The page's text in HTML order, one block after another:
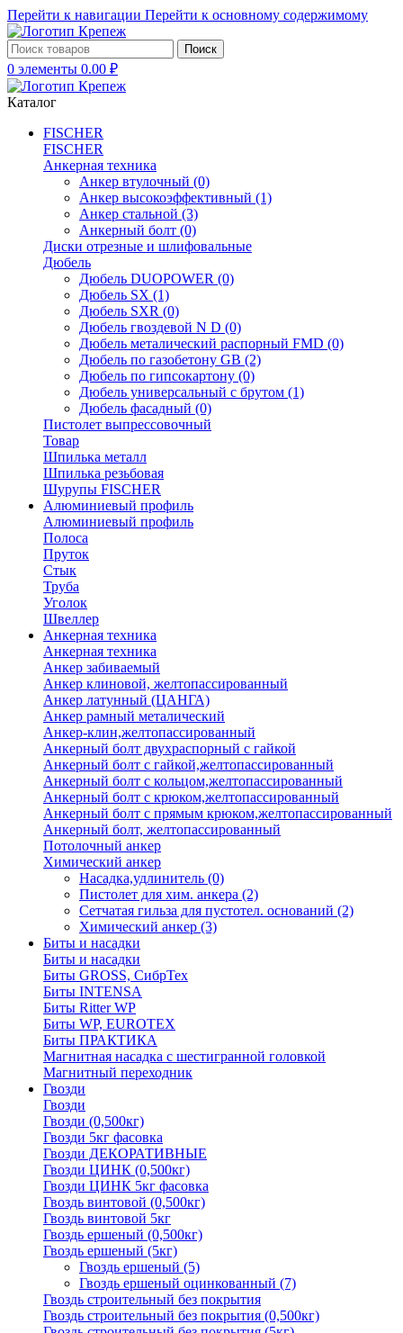
Перейти к навигации Перейти к основному содержимому
Поиск
0 элементы 0.00 ₽
Каталог
FISCHER
FISCHER
Анкерная техника
Анкер втулочный (0)
Анкер высокоэффективный (1)
Анкер стальной (3)
Анкерный болт (0)
Диски отрезные и шлифовальные
Дюбель
Дюбель DUOPOWER (0)
Дюбель SX (1)
Дюбель SXR (0)
Дюбель гвоздевой N D (0)
Дюбель металический распорный FMD (0)
Дюбель по газобетону GB (2)
Дюбель по гипсокартону (0)
Дюбель универсальный с брутом (1)
Дюбель фасадный (0)
Пистолет выпрессовочный
Товар
Шпилька металл
Шпилька резьбовая
Шурупы FISCHER
Алюминиевый профиль
Алюминиевый профиль
Полоса
Пруток
Стык
Труба
Уголок
Швеллер
Анкерная техника
Анкерная техника
Анкер забиваемый
Анкер клиновой, желтопассированный
Анкер латунный (ЦАНГА)
Анкер рамный металический
Анкер-клин,желтопассированный
Анкерный болт двухраспорный с гайкой
Анкерный болт с гайкой,желтопассированный
Анкерный болт с кольцом,желтопассированный
Анкерный болт с крюком,желтопассированный
Анкерный болт с прямым крюком,желтопассированный
Анкерный болт, желтопассированный
Потолочный анкер
Химический анкер
Насадка,удлинитель (0)
Пистолет для хим. анкера (2)
Сетчатая гильза для пустотел. оснований (2)
Химический анкер (3)
Биты и насадки
Биты и насадки
Биты GROSS, СибрТех
Биты INTENSA
Биты Ritter WP
Биты WP, EUROTEX
Биты ПРАКТИКА
Магнитная насадка с шестигранной головкой
Магнитный переходник
Гвозди
Гвозди
Гвозди (0,500кг)
Гвозди 5кг фасовка
Гвозди ДЕКОРАТИВНЫЕ
Гвозди ЦИНК (0,500кг)
Гвозди ЦИНК 5кг фасовка
Гвоздь винтовой (0,500кг)
Гвоздь винтовой 5кг
Гвоздь ершеный (0,500кг)
Гвоздь ершеный (5кг)
Гвоздь ершеный (5)
Гвоздь ершеный оцинкованный (7)
Гвоздь строительный без покрытия
Гвоздь строительный без покрытия (0,500кг)